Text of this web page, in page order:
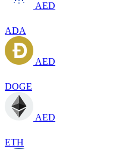
AED
ADA
AED
DOGE
AED
ETH